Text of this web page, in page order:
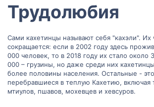
Трудолюбия​
Сами кахетинцы называют себя "кахэли". Их
сокращается: если в 2002 году здесь
000 человек, то в 2018 году их стало около
000 – грузины, но даже среди них
более половины населения. Остальные -
перебравшиеся в теплую Кахетию, включая
мтиулов, пшавов, мохевцев и хевсуров.